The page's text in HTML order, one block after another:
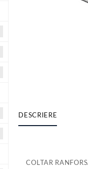
DESCRIERE
COLTAR